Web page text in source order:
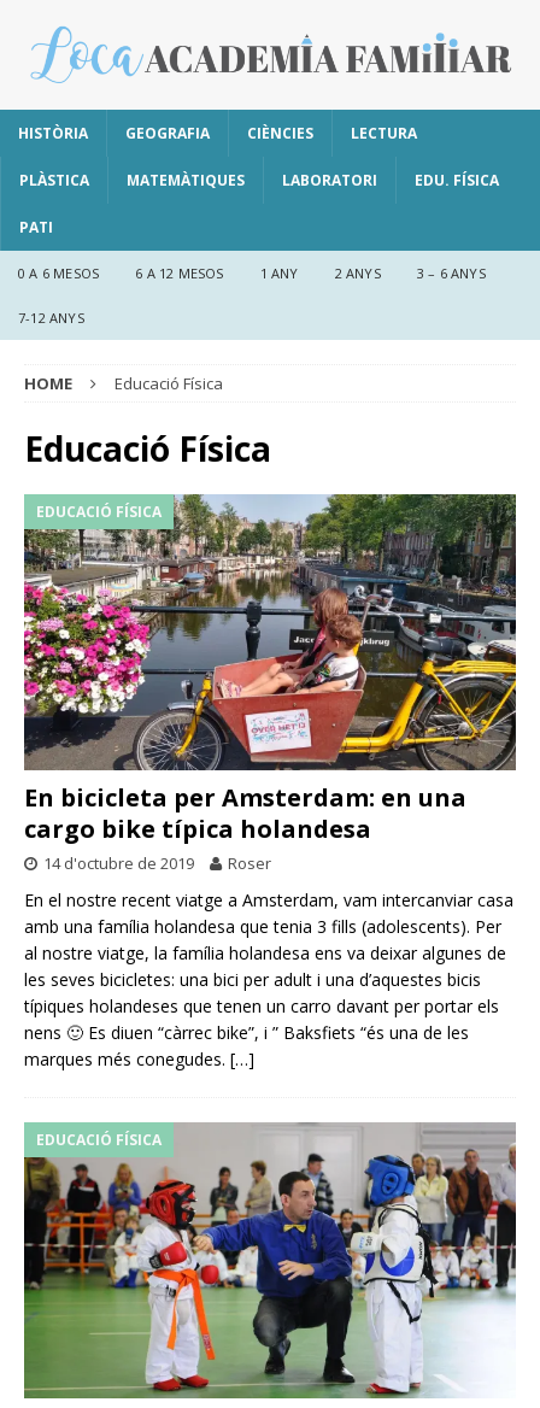
HISTÒRIA GEOGRAFIA CIÈNCIES LECTURA
PLÀSTICA MATEMÀTIQUES LABORATORI EDU. FÍSICA
PATI
0 A 6 MESOS 6 A 12 MESOS 1 ANY 2 ANYS 3 – 6 ANYS
7-12 ANYS
HOME Educació Física
Educació Física
EDUCACIÓ FÍSICA
En bicicleta per Amsterdam: en una
cargo bike típica holandesa
14 d'octubre de 2019 Roser
En el nostre recent viatge a Amsterdam, vam intercanviar casa
amb una família holandesa que tenia 3 fills (adolescents). Per
al nostre viatge, la família holandesa ens va deixar algunes de
les seves bicicletes: una bici per adult i una d’aquestes bicis
típiques holandeses que tenen un carro davant per portar els
nens 🙂 Es diuen “càrrec bike”, i ” Baksfiets “és una de les
marques més conegudes. […]
EDUCACIÓ FÍSICA